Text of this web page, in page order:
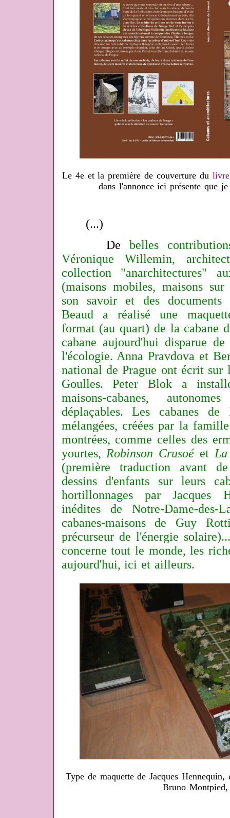
Le 4e et la première de couverture du livre
dans l'annonce ici présente que
(...)
De belles
Véronique Willemin,
collection "anarchitectures"
(maisons mobiles, maisons
son savoir et des documents
Beaud a réalisé une
format (au quart) de la cabane
cabane aujourd'hui disparue
l'écologie. Anna Pravdova et
national de Prague ont écrit sur
Goulles. Peter Blok a
maisons-cabanes,
déplaçables. Les cabanes
mélangées, créées par la
montrées, comme celles des
yourtes, Robinson Crusoéet
(première traduction avant
dessins d'enfants sur leurs
hortillonnages par Jacques
inédites de Notre-Dame-des-
cabanes-maisons de Guy
précurseur de l'énergie
concerne tout le monde, les
aujourd'hui, ici et ailleurs.
Type de maquette de Jacques
Bruno